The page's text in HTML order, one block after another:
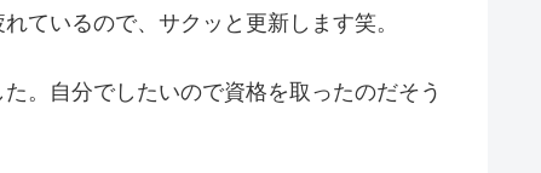
ているので、サクッと更新します笑。
。自分でしたいので資格を取ったのだそう